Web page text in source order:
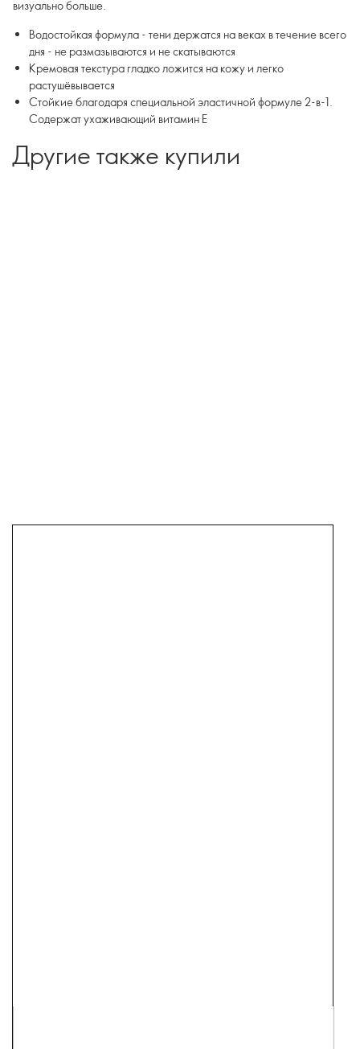
визуально больше.
Водостойкая формула - тени держатся на веках в течение всего
дня - не размазываются и не скатываются
Кремовая текстура гладко ложится на кожу и легко
растушёвывается
Стойкие благодаря специальной эластичной формуле 2-в-1.
Содержат ухаживающий витамин Е
Другие также купили